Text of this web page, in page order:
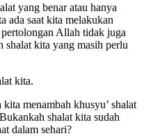
yang benar atau hanya
ada saat kita melakukan
Allah tidak juga
shalat kita yang masih perlu
kita.
menambah khusyu’ shalat
shalat kita sudah
dalam sehari?